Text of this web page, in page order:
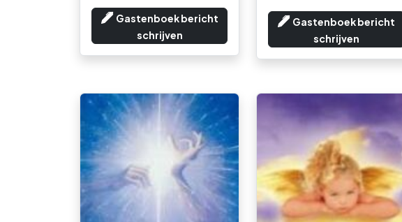
Gastenboek bericht
schrijven
Gastenboek bericht
schrijven